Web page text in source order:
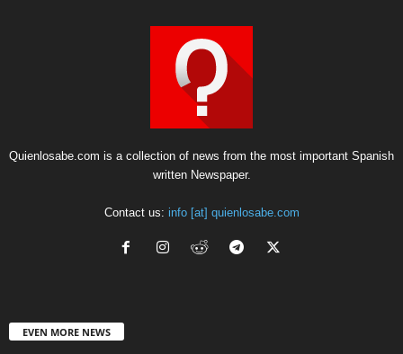
Quienlosabe.com is a collection of news from the most important Spanish
written Newspaper.
Contact us: info [at] quienlosabe.com
EVEN MORE NEWS